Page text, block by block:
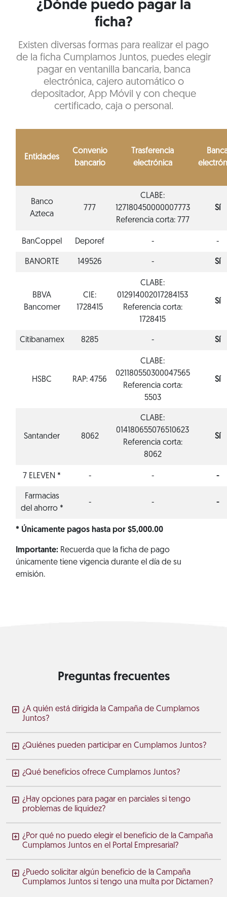
¿Dónde puedo pagar la
ficha?
Existen diversas formas para realizar el pago
de la ficha Cumplamos Juntos, puedes elegir
pagar en ventanilla bancaria, banca
electrónica, cajero automático o
depositador, App Móvil y con cheque
certificado, caja o personal.
Entidades
Convenio
bancario
Trasferencia
electrónica
Banco
Azteca
777
CLABE:
127180450000007773
Referencia corta: 777
Sí
BanCoppel Deporef - -
BANORTE 149526 - Sí
BBVA
Bancomer
CIE:
1728415
CLABE:
012914002017284153
Referencia corta:
1728415
Sí
Citibanamex 8285 - Sí
HSBC RAP: 4756
CLABE:
021180550300047565
Referencia corta:
5503
Sí
Santander 8062
CLABE:
014180655076510623
Referencia corta:
8062
Sí
7 ELEVEN * - - -
Farmacias
del ahorro *
- - -
* Únicamente pagos hasta por $5,000.00
Importante:Recuerda que la ficha de pago
únicamente tiene vigencia durante el día de su
emisión.
Preguntas frecuentes
¿A quién está dirigida la Campaña de Cumplamos
Juntos?
¿Quiénes pueden participar en Cumplamos Juntos?
¿Qué beneficios ofrece Cumplamos Juntos?
¿Hay opciones para pagar en parciales si tengo
problemas de liquidez?
¿Por qué no puedo elegir el beneficio de la Campaña
Cumplamos Juntos en el Portal Empresarial?
¿Puedo solicitar algún beneficio de la Campaña
Cumplamos Juntos si tengo una multa por Dictamen?